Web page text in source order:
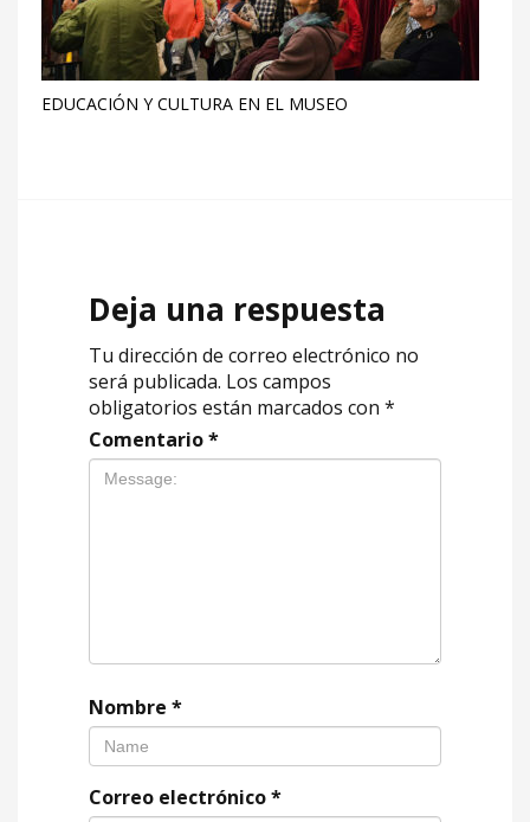
EDUCACIÓN Y CULTURA EN EL MUSEO
Deja una respuesta
Tu dirección de correo electrónico no
será publicada. Los campos
obligatorios están marcados con *
Comentario*
Nombre *
Correo electrónico*